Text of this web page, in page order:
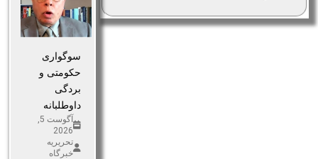
سوگواری
حکومتی و
بردگی
داوطلبانه
آگوست 5,
2026
تحریریه
خبرگاه